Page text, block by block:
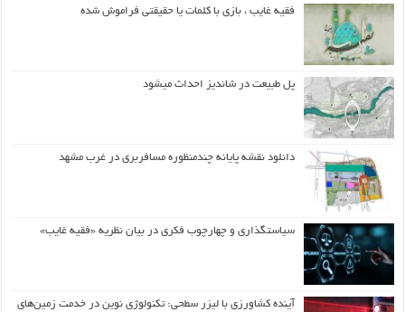
فقیه غایب ، بازی با کلمات یا حقیقتی فراموش شده
پل طبیعت در شاندیز احداث میشود
دانلود نقشه پایانه چندمنظوره مسافربری در غرب مشهد
سیاستگذاری و چهارچوب فکری در بیان نظریه «فقیه غایب»
آینده کشاورزی با لیزر سطحی: تکنولوژی نوین در خدمت زمین‌های